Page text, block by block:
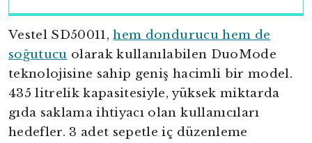
Vestel SD50011,hem dondurucu hem de
soğutucu olarak kullanılabilen DuoMode
teknolojisine sahip geniş hacimli bir model.
435 litrelik kapasitesiyle, yüksek miktarda
gıda saklama ihtiyacı olan kullanıcıları
hedefler. 3 adet sepetle iç düzenleme